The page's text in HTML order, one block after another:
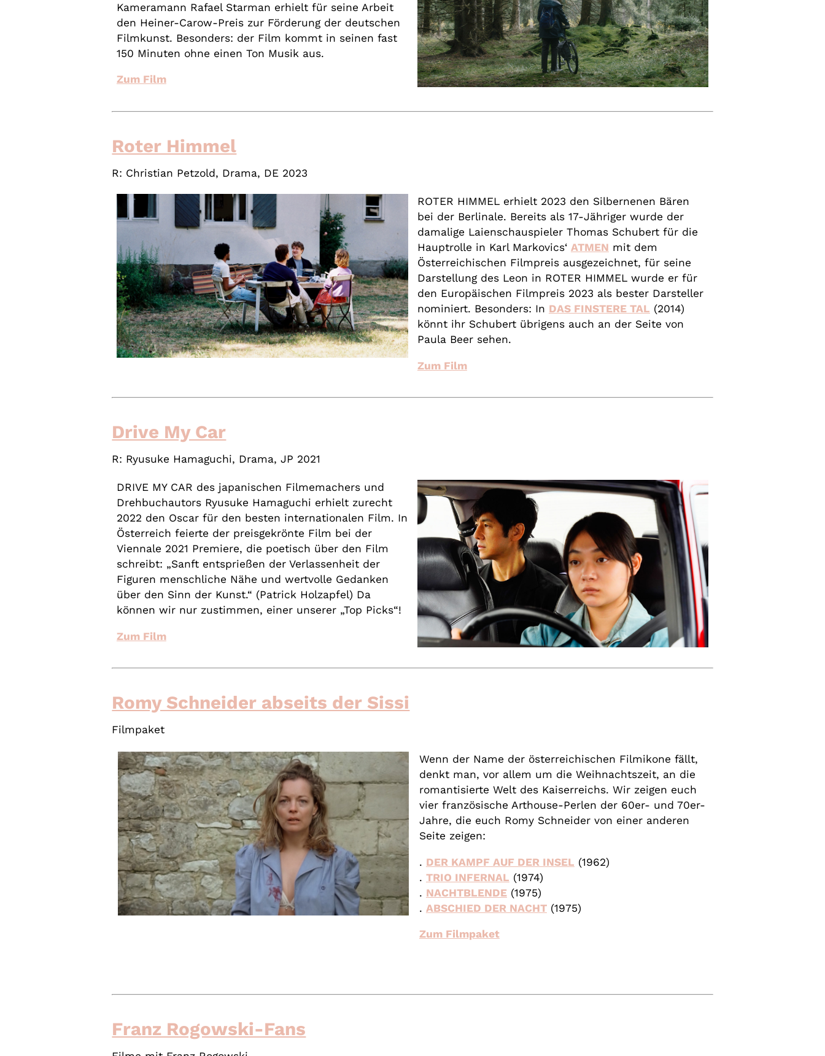
Kameramann Rafael Starman erhielt für seine Arbeit
den Heiner-Carow-Preis zur Förderung der deutschen
Filmkunst. Besonders: der Film kommt in seinen fast
150 Minuten ohne einen Ton Musik aus.
Zum Film
Roter Himmel
R: Christian Petzold, Drama, DE 2023
ROTER HIMMEL erhielt 2023 den Silbernenen Bären
bei der Berlinale. Bereits als 17-Jähriger wurde der
damalige Laienschauspieler Thomas Schubert für die
Hauptrolle in Karl Markovics‘ ATMEN mit dem
Österreichischen Filmpreis ausgezeichnet, für seine
Darstellung des Leon in ROTER HIMMEL wurde er für
den Europäischen Filmpreis 2023 als bester Darsteller
nominiert. Besonders: In DAS FINSTERE TAL (2014)
könnt ihr Schubert übrigens auch an der Seite von
Paula Beer sehen.
Zum Film
Drive My Car
R: Ryusuke Hamaguchi, Drama, JP 2021
DRIVE MY CAR des japanischen Filmemachers und
Drehbuchautors Ryusuke Hamaguchi erhielt zurecht
2022 den Oscar für den besten internationalen Film. In
Österreich feierte der preisgekrönte Film bei der
Viennale 2021 Premiere, die poetisch über den Film
schreibt: „Sanft entsprießen der Verlassenheit der
Figuren menschliche Nähe und wertvolle Gedanken
über den Sinn der Kunst.“ (Patrick Holzapfel) Da
können wir nur zustimmen, einer unserer „Top Picks“!
Zum Film
Romy Schneider abseits der Sissi
Filmpaket
Wenn der Name der österreichischen Filmikone fällt,
denkt man, vor allem um die Weihnachtszeit, an die
romantisierte Welt des Kaiserreichs. Wir zeigen euch
vier französische Arthouse-Perlen der 60er- und 70er-
Jahre, die euch Romy Schneider von einer anderen
Seite zeigen:
. DER KAMPF AUF DER INSEL (1962)
. TRIO INFERNAL (1974)
. NACHTBLENDE(1975)
. ABSCHIED DER NACHT(1975)
Zum Filmpaket
Franz Rogowski-Fans